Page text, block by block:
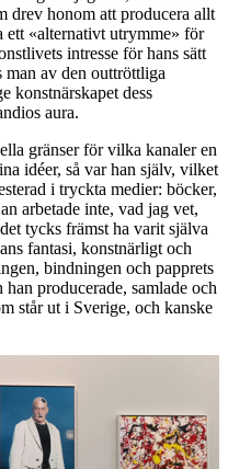
drev honom att producera allt
ett «alternativt utrymme» för
intresse för hans sätt
man av den outtröttliga
konstnärskapet dess
aura.
gränser för vilka kanaler en
idéer, så var han själv, vilket
i tryckta medier: böcker,
arbetade inte, vad jag vet,
tycks främst ha varit själva
fantasi, konstnärligt och
bindningen och papprets
producerade, samlade och
står ut i Sverige, och kanske